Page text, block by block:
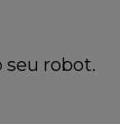
seu robot.